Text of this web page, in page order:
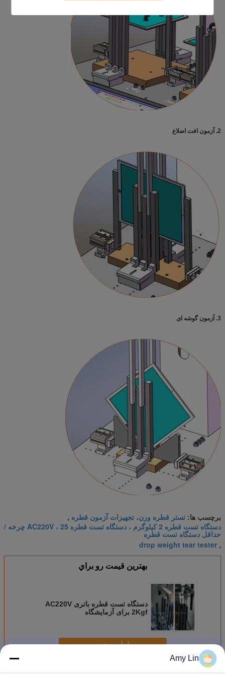
2. آزمون افت اضلاع
3. آزمون گوشه ای
برچسب ها: تستر قطره وزن، تجهیزات آزمون قطره ,
دستگاه تست قطره 2 کیلوگرم ، دستگاه تست قطره AC220V ، 25 چرخه /
حداقل دستگاه تست قطره
,
drop weight tear tester
بهترين قيمت رو براي
دستگاه تست قطره باتری AC220V
2Kgf برای آزمایشگاه
ادامه هید
بیشماشین تست قطره
Amy Lin